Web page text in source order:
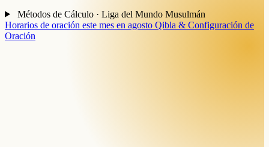
Métodos de Cálculo · Liga del Mundo Musulmán
Horarios de oración este mes en agosto Qibla & Configuración de
Oración